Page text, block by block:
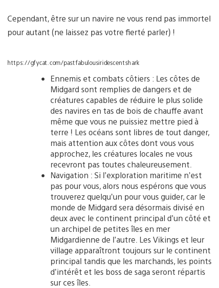
Cependant, être sur un navire ne vous rend pas immortel
pour autant (ne laissez pas votre fierté parler) !
https://gfycat.com/pastfabulousiridescentshark
Ennemis et combats côtiers : Les côtes de
Midgard sont remplies de dangers et de
créatures capables de réduire le plus solide
des navires en tas de bois de chauffe avant
même que vous ne puissiez mettre pied à
terre ! Les océans sont libres de tout danger,
mais attention aux côtes dont vous vous
approchez, les créatures locales ne vous
recevront pas toutes chaleureusement.
Navigation : Si l’exploration maritime n’est
pas pour vous, alors nous espérons que vous
trouverez quelqu’un pour vous guider, car le
monde de Midgard sera désormais divisé en
deux avec le continent principal d’un côté et
un archipel de petites îles en mer
Midgardienne de l’autre. Les Vikings et leur
village apparaîtront toujours sur le continent
principal tandis que les marchands, les points
d’intérêt et les boss de saga seront répartis
sur ces îles.